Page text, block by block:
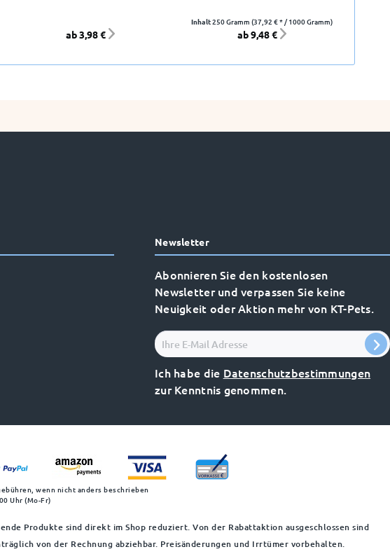
ab 3,98 €
Inhalt250 Gramm (37,92 € * / 1000 Gramm)
ab 9,48 €
Newsletter
Abonnieren Sie den kostenlosen
Newsletter und verpassen Sie keine
Neuigkeit oder Aktion mehr von KT-Pets.
Ich habe die Datenschutzbestimmungen
zur Kenntnis genommen.
wenn nicht anders beschrieben
Uhr (Mo-Fr)
Produkte sind direkt im Shop reduziert. Von der Rabattaktion ausgeschlossen sind
von der Rechnung abziehbar. Preisänderungen und Irrtümer vorbehalten.